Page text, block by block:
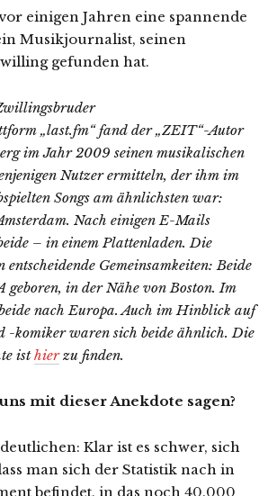
vor einigen Jahren eine spannende
Musikjournalist, seinen
gefunden hat.
„last.fm“ fand der „ZEIT“-Autor
im Jahr 2009 seinen musikalischen
Nutzer ermitteln, der ihm im
Songs am ähnlichsten war:
Nach einigen E-Mails
– in einem Plattenladen. Die
entscheidende Gemeinsamkeiten: Beide
geboren, in der Nähe von Boston. Im
nach Europa. Auch im Hinblick auf
-komiker waren sich beide ähnlich. Die
isthierzu finden.
mit dieser Anekdote sagen?
Klar ist es schwer, sich
man sich der Statistik nach in
befindet, in das noch 40.000